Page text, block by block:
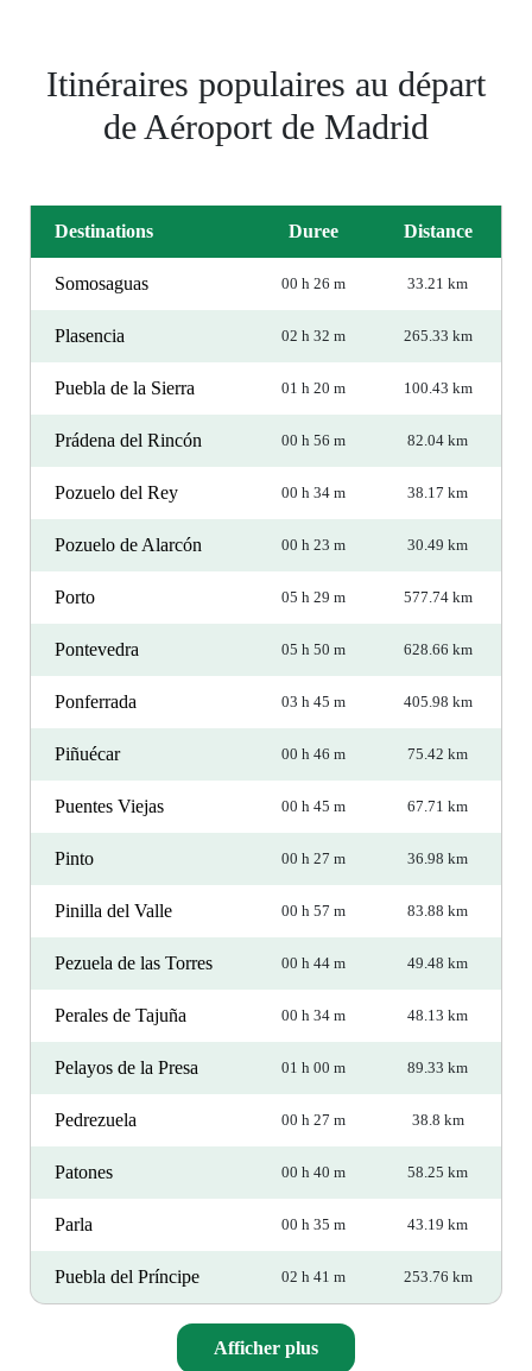
Itinéraires populaires au départ
de Aéroport de Madrid
Destinations Duree Distance
Somosaguas 00 h 26 m 33.21 km
Plasencia 02 h 32 m 265.33 km
Puebla de la Sierra 01 h 20 m 100.43 km
Prádena del Rincón 00 h 56 m 82.04 km
Pozuelo del Rey 00 h 34 m 38.17 km
Pozuelo de Alarcón 00 h 23 m 30.49 km
Porto 05 h 29 m 577.74 km
Pontevedra 05 h 50 m 628.66 km
Ponferrada 03 h 45 m 405.98 km
Piñuécar 00 h 46 m 75.42 km
Puentes Viejas 00 h 45 m 67.71 km
Pinto 00 h 27 m 36.98 km
Pinilla del Valle 00 h 57 m 83.88 km
Pezuela de las Torres 00 h 44 m 49.48 km
Perales de Tajuña 00 h 34 m 48.13 km
Pelayos de la Presa 01 h 00 m 89.33 km
Pedrezuela 00 h 27 m 38.8 km
Patones 00 h 40 m 58.25 km
Parla 00 h 35 m 43.19 km
Puebla del Príncipe 02 h 41 m 253.76 km
Afficher plus